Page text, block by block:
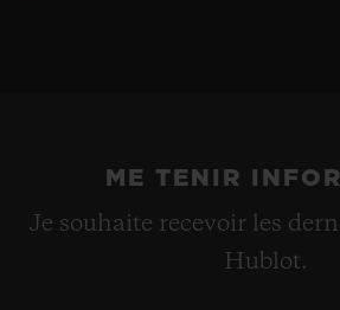
ME TENIR
Je souhaite recevoir les
Hublot.